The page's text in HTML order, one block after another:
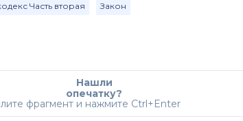
Часть вторая Закон
Нашли
опечатку?
фрагмент и нажмите Ctrl+Enter